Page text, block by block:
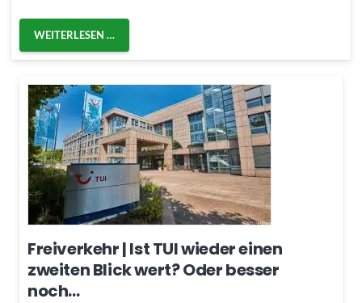
WEITERLESEN …
Freiverkehr | Ist TUI wieder einen
zweiten Blick wert? Oder besser
noch…